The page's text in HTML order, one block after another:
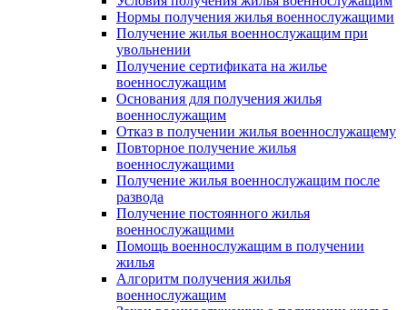
Нормы получения жилья военнослужащими
Получение жилья военнослужащим при
увольнении
Получение сертификата на жилье
военнослужащим
Основания для получения жилья
военнослужащим
Отказ в получении жилья военнослужащему
Повторное получение жилья
военнослужащими
Получение жилья военнослужащим после
развода
Получение постоянного жилья
военнослужащими
Помощь военнослужащим в получении
жилья
Алгоритм получения жилья
военнослужащим